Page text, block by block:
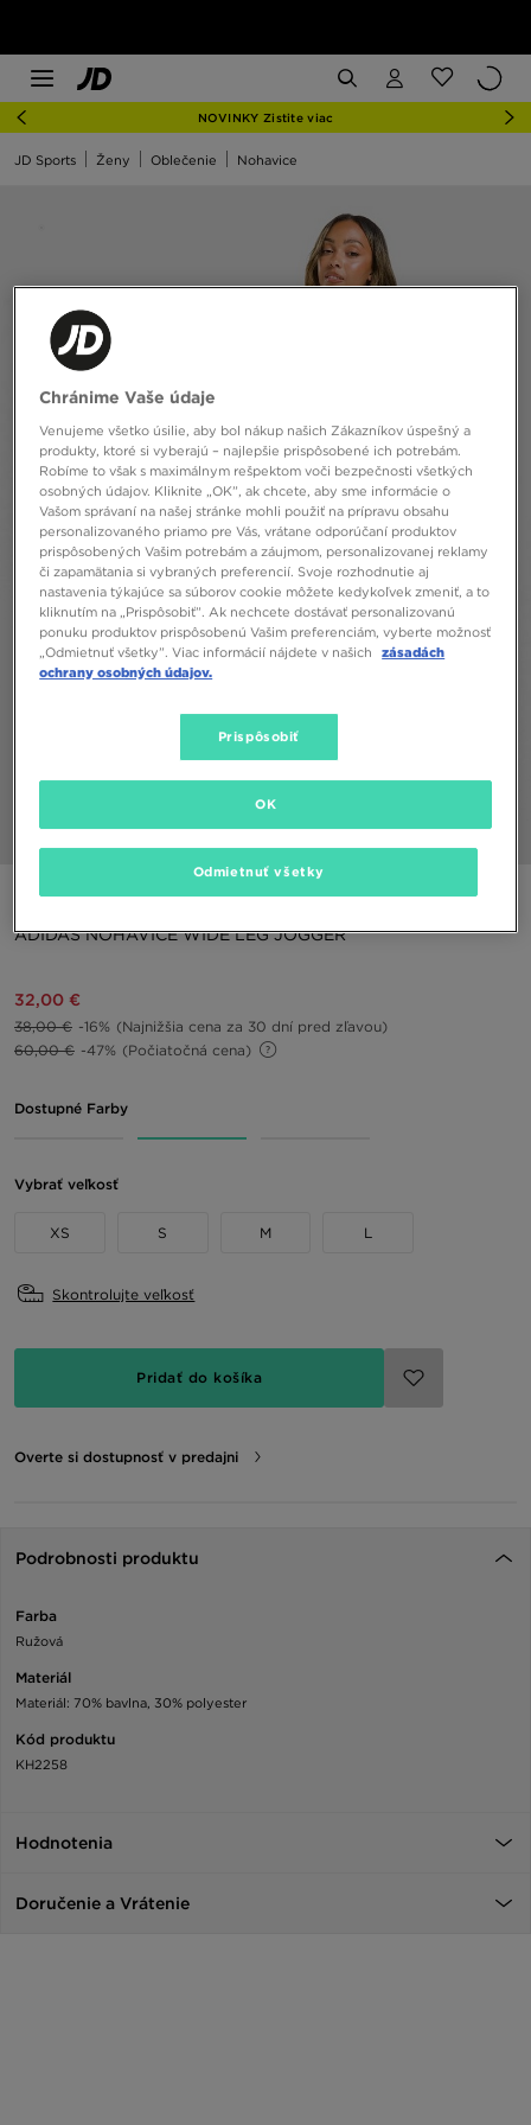
NOVINKY Zistite viac
JD Sports Ženy Oblečenie Nohavice
ONLY AT JD
ADIDAS NOHAVICE WIDE LEG JOGGER
32,00 €
38,00 € -16%
(Najnižšia cena za 30 dní pred zľavou)
60,00 € -47% (Počiatočná cena)
Dostupné Farby
Vybrať veľkosť
XS S M L
Skontrolujte veľkosť
Pridať do košíka
Overte si dostupnosť v predajni
Podrobnosti produktu
Farba
Ružová
Materiál
Materiál: 70% bavlna, 30% polyester
Kód produktu
KH2258
Hodnotenia
Doručenie a Vrátenie
Chránime Vaše údaje
Venujeme všetko úsilie, aby bol nákup našich Zákazníkov úspešný a
produkty, ktoré si vyberajú – najlepšie prispôsobené ich potrebám.
Robíme to však s maximálnym rešpektom voči bezpečnosti všetkých
osobných údajov. Kliknite „OK”, ak chcete, aby sme informácie o
Vašom správaní na našej stránke mohli použiť na prípravu obsahu
personalizovaného priamo pre Vás, vrátane odporúčaní produktov
prispôsobených Vašim potrebám a záujmom, personalizovanej reklamy
či zapamätania si vybraných preferencií. Svoje rozhodnutie aj
nastavenia týkajúce sa súborov cookie môžete kedykoľvek zmeniť, a to
kliknutím na „Prispôsobiť”. Ak nechcete dostávať personalizovanú
ponuku produktov prispôsobenú Vašim preferenciám, vyberte možnosť
„Odmietnuť všetky”. Viac informácií nájdete v našich
zásadách
ochrany osobných údajov.
Prispôsobiť
Odmietnuť všetky
OK